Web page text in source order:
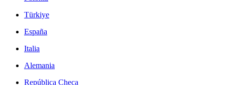
Türkiye
España
Italia
Alemania
República Checa